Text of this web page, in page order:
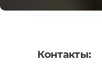
Контакты: